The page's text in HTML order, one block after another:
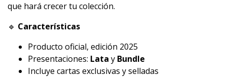
que hará crecer tu colección.
🔹 Características
Producto oficial, edición 2025
Presentaciones: Lata y Bundle
Incluye cartas exclusivas y selladas